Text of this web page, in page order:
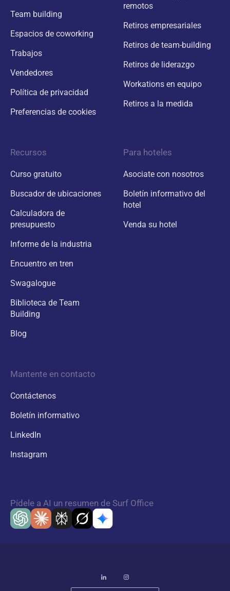
Team building
Espacios de coworking
Trabajos
Vendedores
Política de privacidad
Preferencias de cookies
remotos
Retiros empresariales
Retiros de team-building
Retiros de liderazgo
Workations en equipo
Retiros a la medida
Recursos
Curso gratuito
Buscador de ubicaciones
Calculadora de
presupuesto
Informe de la industria
Encuentro en tren
Swagalogue
Biblioteca de Team
Building
Blog
Para hoteles
Asociate con nosotros
Boletín informativo del
hotel
Venda su hotel
Mantente en contacto
Contáctenos
Boletín informativo
LinkedIn
Instagram
Pídele a AI un resumen de Surf Office